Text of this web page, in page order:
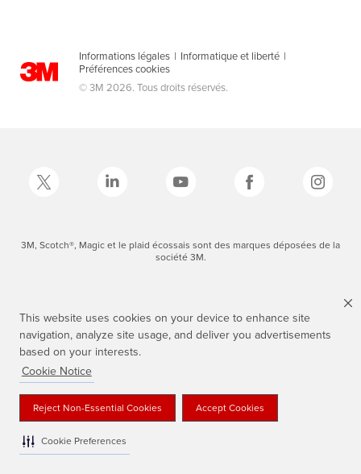
This website uses cookies on your device to enhance site
navigation, analyze site usage, and deliver you advertisements
based on your interests.
Cookie Notice
Reject Non-Essential Cookies Accept Cookies
Cookie Preferences
Informations légales | Informatique et liberté |
Préférences cookies
© 3M 2026. Tous droits réservés.
3M, Scotch®, Magic et le plaid écossais sont des marques déposées de la
société 3M.